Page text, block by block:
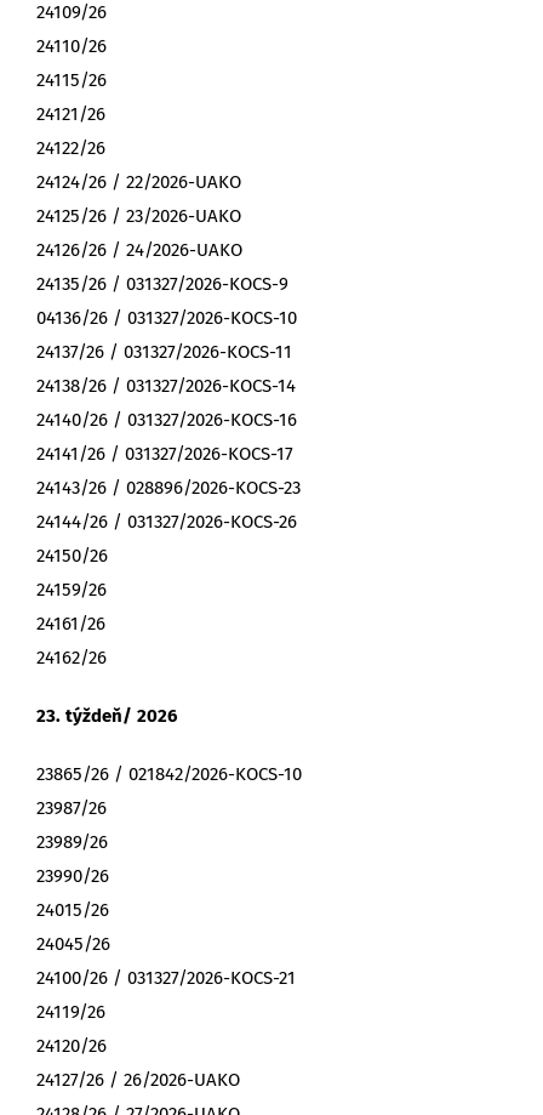
24109/26
24110/26
24115/26
24121/26
24122/26
24124/26 / 22/2026-UAKO
24125/26 / 23/2026-UAKO
24126/26 / 24/2026-UAKO
24135/26 / 031327/2026-KOCS-9
04136/26 / 031327/2026-KOCS-10
24137/26 / 031327/2026-KOCS-11
24138/26 / 031327/2026-KOCS-14
24140/26 / 031327/2026-KOCS-16
24141/26 / 031327/2026-KOCS-17
24143/26 / 028896/2026-KOCS-23
24144/26 / 031327/2026-KOCS-26
24150/26
24159/26
24161/26
24162/26
23. týždeň/ 2026
23865/26 / 021842/2026-KOCS-10
23987/26
23989/26
23990/26
24015/26
24045/26
24100/26 / 031327/2026-KOCS-21
24119/26
24120/26
24127/26 / 26/2026-UAKO